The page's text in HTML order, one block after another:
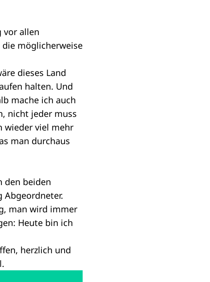
vor allen
möglicherweise
dieses Land
halten. Und
mache ich auch
nicht jeder muss
wieder viel mehr
man durchaus
den beiden
Abgeordneter.
man wird immer
Heute bin ich
herzlich und